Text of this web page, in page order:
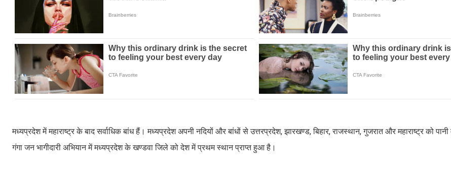
मध्यप्रदेश में महाराष्ट्र के बाद सर्वाधिक बांध हैं। मध्यप्रदेश अपनी नदियों और बांधों से उत्तरप्रदेश, झारखण्ड, बिहार, राजस्थान, गुजरात और महाराष्ट्र को
गंगा जन भागीदारी अभियान में मध्यप्रदेश के खण्डवा जिले को देश में प्रथम स्थान प्राप्त हुआ है।